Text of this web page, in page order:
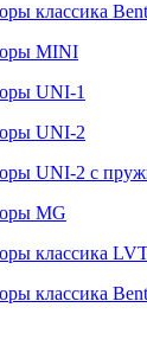
классика
MINI
UNI-1
UNI-2
UNI-2 с
MG
классика
классика